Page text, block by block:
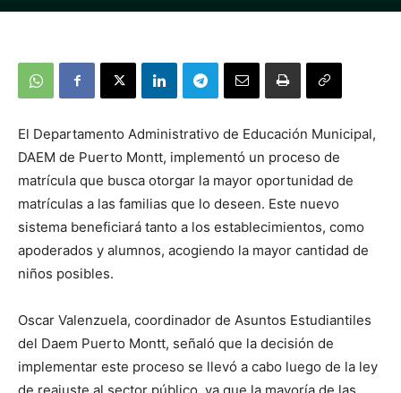
El Departamento Administrativo de Educación Municipal,
DAEM de Puerto Montt, implementó un proceso de
matrícula que busca otorgar la mayor oportunidad de
matrículas a las familias que lo deseen. Este nuevo
sistema beneficiará tanto a los establecimientos, como
apoderados y alumnos, acogiendo la mayor cantidad de
niños posibles.
Oscar Valenzuela, coordinador de Asuntos Estudiantiles
del Daem Puerto Montt, señaló que la decisión de
implementar este proceso se llevó a cabo luego de la ley